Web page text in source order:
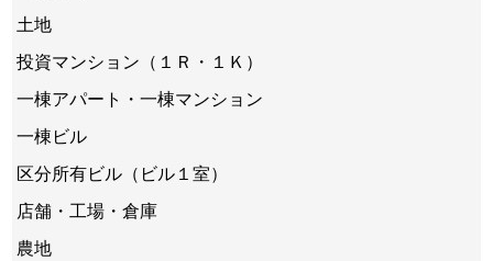
土地
投資マンション（１Ｒ・１Ｋ）
一棟アパート・一棟マンション
一棟ビル
区分所有ビル（ビル１室）
店舗・工場・倉庫
農地